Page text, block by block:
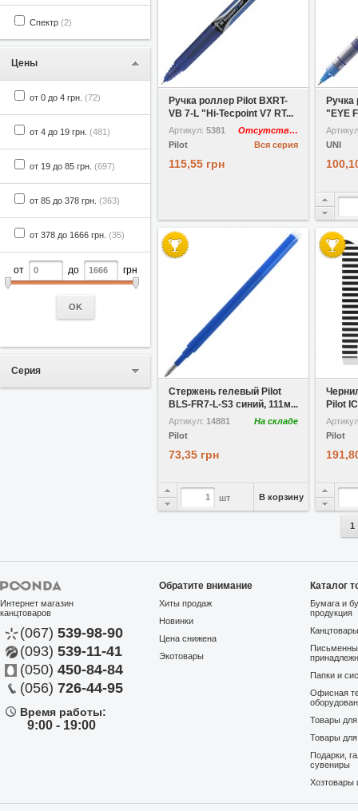
Спектр (2)
Цены
от 0 до 4 грн. (72)
от 4 до 19 грн. (481)
от 19 до 85 грн. (697)
от 85 до 378 грн. (363)
от 378 до 1666 грн. (35)
от до грн
OK
Серия
Ручка роллер Pilot BXRT-
VB 7-L "Hi-Tecpoint V7 RT...
Артикул: 5381
Отсутствует
Вся серия
Pilot
115,55 грн
Ручка
"EYE
UNI
Стержень гелевый Pilot
BLS-FR7-L-S3 синий, 111м...
Артикул: 14881
На складе
Pilot
73,35 грн
шт В корзину
Pilot
Pilot
1
Интернет магазин
канцтоваров
(067) 539-98-90
(093) 539-11-41
(050) 450-84-84
(056) 726-44-95
Время работы:
9:00 - 19:00
Обратите внимание
Хиты продаж
Новинки
Цена снижена
Экотовары
Каталог
Бумага и
продукция
Папки и
Офисная
Товары
Товары
Подарки,
сувениры
Хозтовары